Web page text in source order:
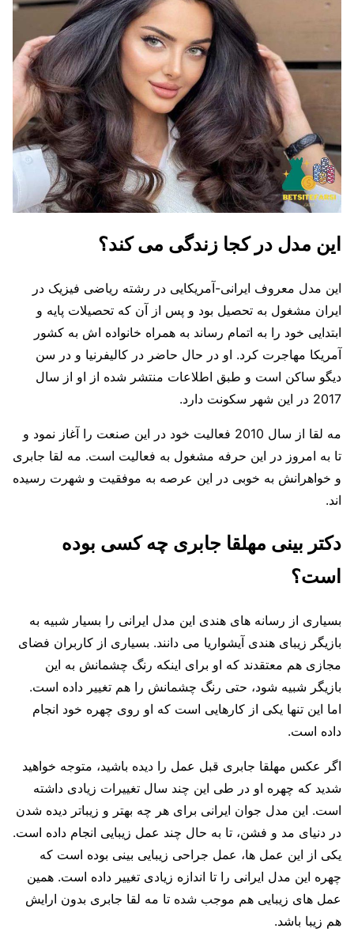
این مدل در کجا زندگی می کند؟
این مدل معروف ایرانی-آمریکایی در رشته ریاضی فیزیک در
ایران مشغول به تحصیل بود و پس از آن که تحصیلات پایه و
ابتدایی خود را به اتمام رساند به همراه خانواده اش به کشور
آمریکا مهاجرت کرد. او در حال حاضر در کالیفرنیا و در سن
دیگو ساکن است و طبق اطلاعات منتشر شده از او از سال
2017 در این شهر سکونت دارد.
مه لقا از سال 2010 فعالیت خود در این صنعت را آغاز نمود و
تا به امروز در این حرفه مشغول به فعالیت است. مه لقا جابری
و خواهرانش به خوبی در این عرصه به موفقیت و شهرت رسیده
اند.
دکتر بینی مهلقا جابری چه کسی بوده
است؟
بسیاری از رسانه های هندی این مدل ایرانی را بسیار شبیه به
بازیگر زیبای هندی آیشواریا می دانند. بسیاری از کاربران فضای
مجازی هم معتقدند که او برای اینکه رنگ چشمانش به این
بازیگر شبیه شود، حتی رنگ چشمانش را هم تغییر داده است.
اما این تنها یکی از کارهایی است که او روی چهره خود انجام
داده است.
اگر عکس مهلقا جابری قبل عمل را دیده باشید، متوجه خواهید
شدید که چهره او در طی این چند سال تغییرات زیادی داشته
است. این مدل جوان ایرانی برای هر چه بهتر و زیباتر دیده شدن
در دنیای مد و فشن، تا به حال چند عمل زیبایی انجام داده است.
یکی از این عمل ها، عمل جراحی زیبایی بینی بوده است که
چهره این مدل ایرانی را تا اندازه زیادی تغییر داده است. همین
عمل های زیبایی هم موجب شده تا مه لقا جابری بدون ارایش
هم زیبا باشد.